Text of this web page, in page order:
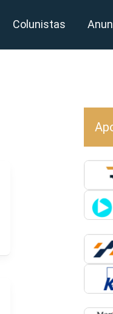
Colunistas